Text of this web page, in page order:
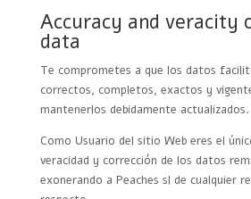
Accuracy and veracity
data
Te comprometes a que los datos
correctos, completos, exactos y
mantenerlos debidamente actualizados.
Como Usuario del sitio Web eres el
veracidad y corrección de los datos
exonerando a Peaches sl de cualquier